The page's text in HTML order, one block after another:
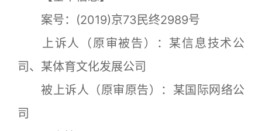
案号：(2019)京73民终2989号
上诉人（原审被告）：某信息技术公
司、某体育文化发展公司
被上诉人（原审原告）：某国际网络公
司